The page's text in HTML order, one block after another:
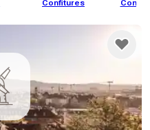
Confitures